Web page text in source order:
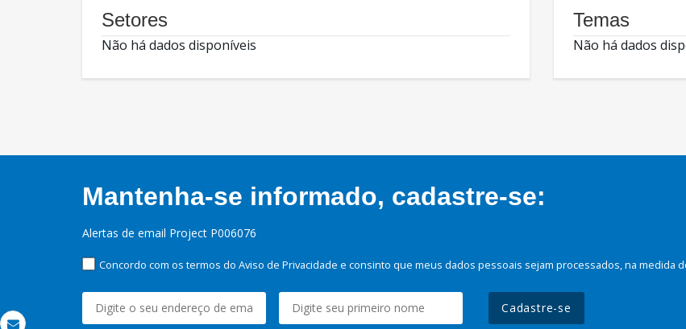
Setores
Não há dados disponíveis
Temas
Não há dados
Mantenha-se informado, cadastre-se:
Alertas de email Project P006076
Concordo com os termos do Aviso de Privacidade e consinto que meus dados pessoais sejam processados, na medida
Cadastre-se